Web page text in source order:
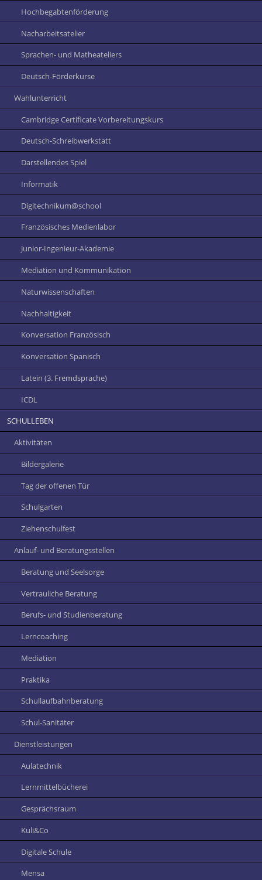
Hochbegabtenförderung
Nacharbeitsatelier
Sprachen- und Matheateliers
Deutsch-Förderkurse
Wahlunterricht
Cambridge Certificate Vorbereitungskurs
Deutsch-Schreibwerkstatt
Darstellendes Spiel
Informatik
Digitechnikum@school
Französisches Medienlabor
Junior-Ingenieur-Akademie
Mediation und Kommunikation
Naturwissenschaften
Nachhaltigkeit
Konversation Französisch
Konversation Spanisch
Latein (3. Fremdsprache)
ICDL
SCHULLEBEN
Aktivitäten
Bildergalerie
Tag der offenen Tür
Schulgarten
Ziehenschulfest
Anlauf- und Beratungsstellen
Beratung und Seelsorge
Vertrauliche Beratung
Berufs- und Studienberatung
Lerncoaching
Mediation
Praktika
Schullaufbahnberatung
Schul-Sanitäter
Dienstleistungen
Aulatechnik
Lernmittelbücherei
Gesprächsraum
Kuli&Co
Digitale Schule
Mensa